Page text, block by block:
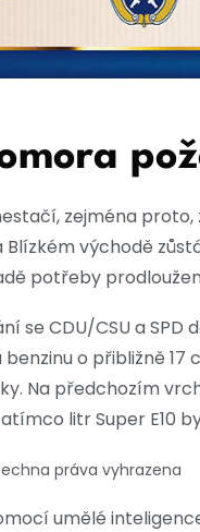
zejména
Blízkém východě
potřeby
se CDU/CSU a
o přibližně
Na předchozím
litr Super E10
práva vyhrazena
umělé